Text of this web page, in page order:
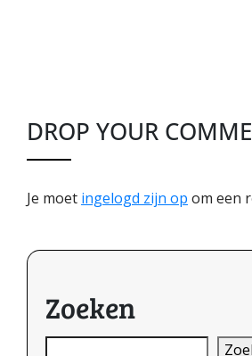
DROP YOUR
Je moet ingelogd zijn op om een
Zoeken